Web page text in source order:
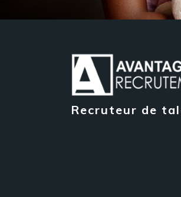
Recruteur de